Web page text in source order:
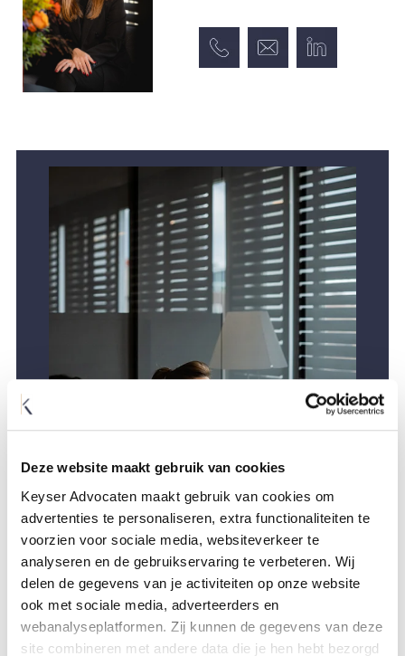
Deze website maakt gebruik van cookies
Keyser Advocaten maakt gebruik van cookies om
advertenties te personaliseren, extra functionaliteiten te
voorzien voor sociale media, websiteverkeer te
analyseren en de gebruikservaring te verbeteren. Wij
delen de gegevens van je activiteiten op onze website
ook met sociale media, adverteerders en
webanalyseplatformen. Zij kunnen de gegevens van deze
site combineren met andere data die je hen hebt bezorgd
LAAT ONS U HELPEN